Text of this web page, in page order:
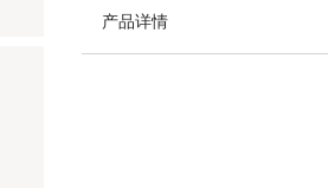
产品详情